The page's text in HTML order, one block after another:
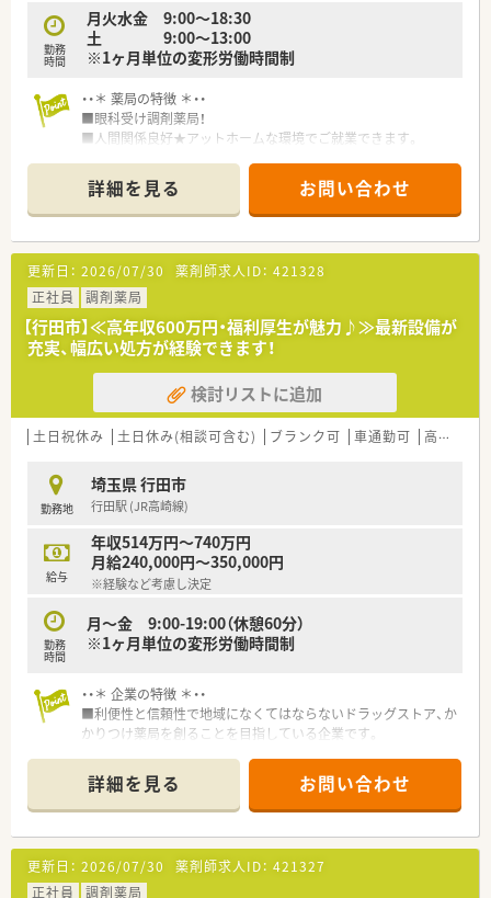
■門前のクリニックとは非常に関係良好でメーカー主催の合同
勉強会などを一緒にしております。
■管理薬剤師さんは患者様に支持されており同社内で最も多く
＜働きやすい環境です＞
■現場の声をかたちにする体制が整っております。
専門担当（研修担当、学生実習担当、業務改善担当、医療改定・行
政対応担当、ＣＳ担当、EＳ担当、ジェネリック担当、ジャストッ
ク担当、在宅担当等）により、 現場の要望をリアルタイムで収集
し、すぐに検討・立案して実施する体制
■会社として有休消化を推奨しております。（取得率100％を目
指しています）。
社内報でも各店舗、管理部門の有給消化率を公開、ヘルプ体制が
充実しており皆で助け合い、休みやすい環境を構築しておりま
す。
＜こんな方にオススメ！＞
★在宅の実施率は全店舗の内90%のため在宅医療に興味・熱意の
★年間休日120日以上のためライフワークバランス重視の方！
★地域密着の薬局で働きたい方！
＜研修制度＞
■研修制度も充実しています。
専門力の向上とヒューマンスキルの向上に向けた研修を行って
おります。
研修認定薬剤師、その他自己啓発により費用負担あり。現場で
は、薬のプロ・医療人・社会人としての研修、セルフチェック表に
基づく各人の個性・成長分析（日々）、医療人による1対1面談式個
別カウンセリング、担当薬剤師による親身な実務指導などオリジ
ナル プログラム（日々）に基づいて、充実した研修を整えており
ます。
勤務
時間
月火水金 9:00～18:30
土 9:00～13:00
※1ヶ月単位の変形労働時間制
・・＊ 薬局の特徴 ＊・・
■眼科受け調剤薬局！
■人間関係良好★アットホームな環境でご就業できます。
・・＊ 企業の特徴 ＊・・
■近隣にて8店舗展開の企業です。
■医療機関との関係も良く、働きやすい環境があります。
■病院受け、クリニック受けとありますので、ご希望に合わせ経
験ができます。
■社長自らスタッフが働きやすい環境を考えられており、風通し
良好！
■お昼代無料！（多彩なメニューから弁当が選べます）
■離職率はほぼゼロ！社員旅行やホテルを貸し切り新年会など薬
局内の雰囲気も良好。
詳細を見る お問い合わせ
更新日： 2026/07/30 薬剤師求人ID： 421328
正社員
調剤薬局
【行田市】≪高年収600万円・福利厚生が魅力♪≫最新設備が
充実、幅広い処方が経験できます！
検討リストに追加
土日祝休み 土日休み(相談可含む) ブランク可 車通勤可 高給与(600万円以上)
勤務地
埼玉県 行田市
行田駅 (JR高崎線)
給与
年収514万円～740万円
月給240,000円～350,000円
※経験など考慮し決定
勤務
時間
月〜金 9:00-19:00（休憩60分）
※1ヶ月単位の変形労働時間制
・・＊ 企業の特徴 ＊・・
■利便性と信頼性で地域になくてはならないドラッグストア、か
かりつけ薬局を創ることを目指している企業です。
でもスムーズに仕事が出来る環境が整っているので安心です。
■病院門前の様に処方箋枚数が多くない為に、服薬指導の時間も
じっくりとれるので、患者様にしっかり向き合い仕事が出来るの
も魅力の一つです。
■福利厚生が充実★ 各種手当はもちろん「育児支援制度」もあ
り！
詳細を見る お問い合わせ
更新日： 2026/07/30 薬剤師求人ID： 421327
正社員
調剤薬局